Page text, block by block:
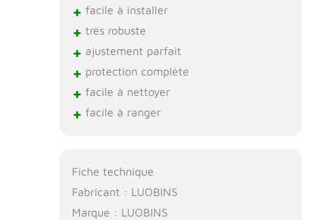
+ facile à installer
+ très robuste
+ ajustement parfait
+ protection complète
+ facile à nettoyer
+ facile à ranger
Fiche technique
Fabricant : LUOBINS
Marque : LUOBINS